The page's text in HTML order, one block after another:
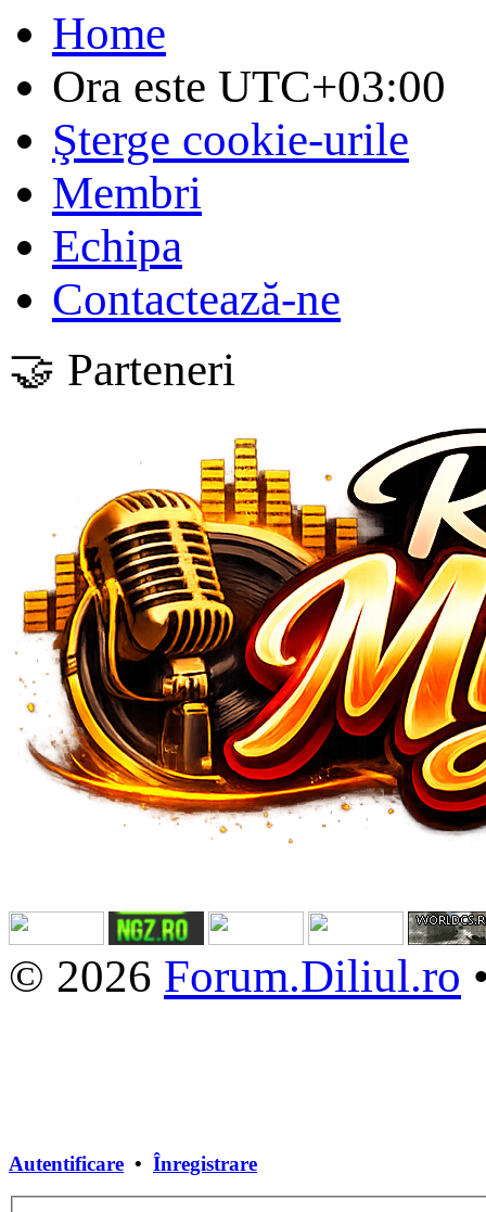
Home
Ora este UTC+03:00
Şterge cookie-urile
Membri
Echipa
Contactează-ne
🤝 Parteneri
© 2026 Forum.Diliul.ro
Autentificare • Înregistrare